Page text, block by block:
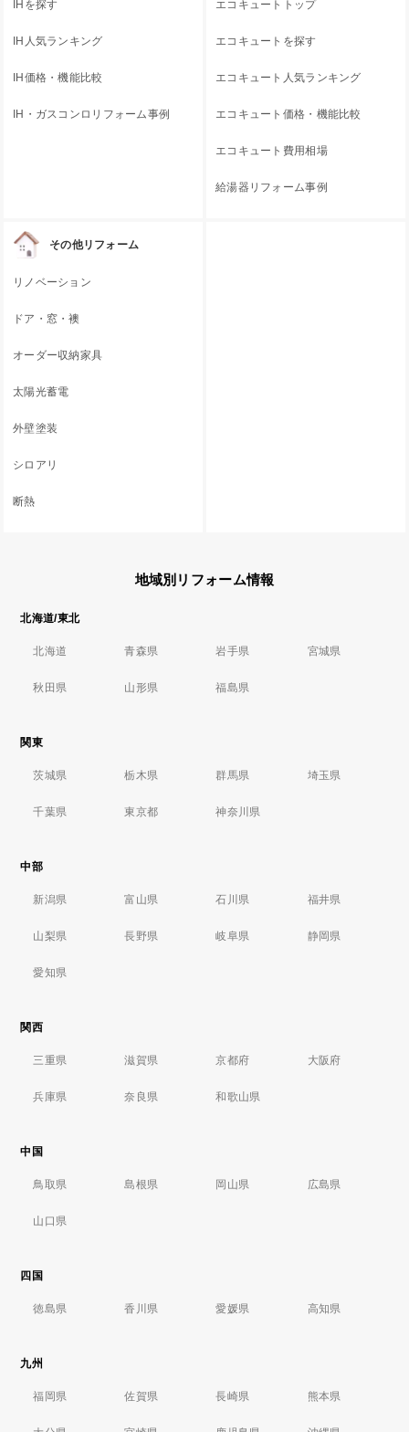
IHを探す
IH人気ランキング
IH価格・機能比較
IH・ガスコンロリフォーム事例
エコキュートトップ
エコキュートを探す
エコキュート人気ランキング
エコキュート価格・機能比較
エコキュート費用相場
給湯器リフォーム事例
その他リフォーム
リノベーション
ドア・窓・襖
オーダー収納家具
太陽光蓄電
外壁塗装
シロアリ
断熱
地域別リフォーム情報
北海道/東北
北海道 青森県 岩手県 宮城県
秋田県 山形県 福島県
関東
茨城県 栃木県 群馬県 埼玉県
千葉県 東京都 神奈川県
中部
新潟県 富山県 石川県 福井県
山梨県 長野県 岐阜県 静岡県
愛知県
関西
三重県 滋賀県 京都府 大阪府
兵庫県 奈良県 和歌山県
中国
鳥取県 島根県 岡山県 広島県
山口県
四国
徳島県 香川県 愛媛県 高知県
九州
福岡県 佐賀県 長崎県 熊本県